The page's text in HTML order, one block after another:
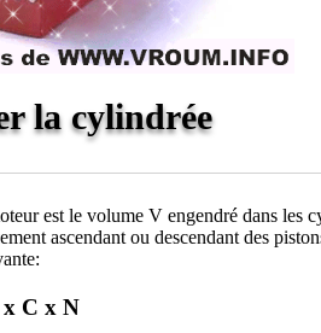
la cylindrée
est le volume V engendré dans les
ascendant ou descendant des
x C x N